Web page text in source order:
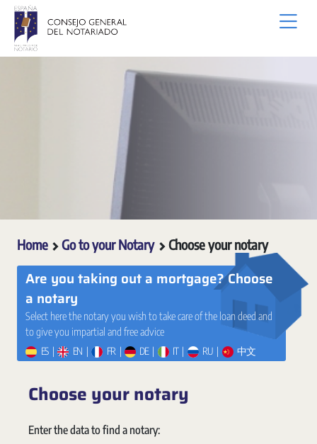
Skip to Main Content
Home Go to your Notary Choose your notary
Are you taking out a mortgage? Choose
a notary
Select here the notary you wish to take care of the loan deed and
to give you impartial and free advice
ES | EN | FR | DE | IT | RU | 中文
Choose your notary
Enter the data to find a notary: